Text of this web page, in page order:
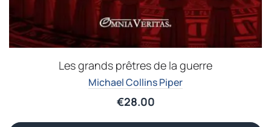
Les grands prêtres de la guerre
Michael Collins Piper
€28.00